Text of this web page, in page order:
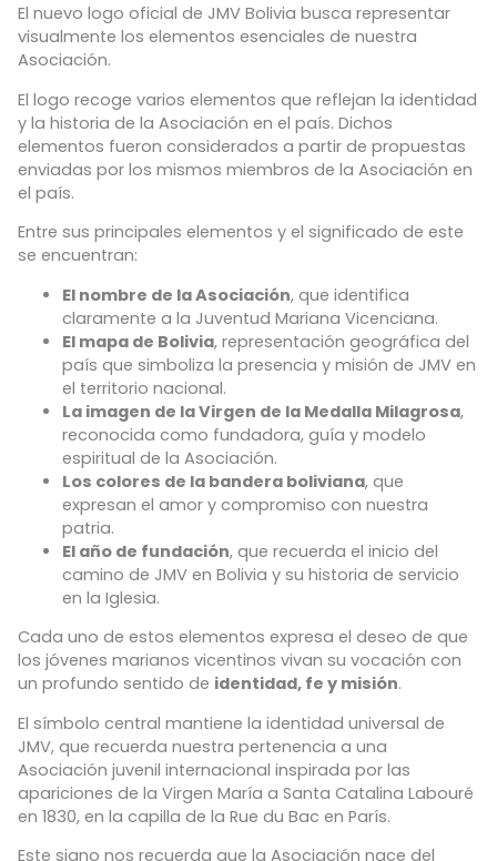
El nuevo logo oficial de JMV Bolivia busca representar
visualmente los elementos esenciales de nuestra
Asociación.
El logo recoge varios elementos que reflejan la identidad
y la historia de la Asociación en el país. Dichos
elementos fueron considerados a partir de propuestas
enviadas por los mismos miembros de la Asociación en
el país.
Entre sus principales elementos y el significado de este
se encuentran:
El nombre de la Asociación, que identifica
claramente a la Juventud Mariana Vicenciana.
El mapa de Bolivia, representación geográfica del
país que simboliza la presencia y misión de JMV en
el territorio nacional.
La imagen de la Virgen de la Medalla Milagrosa,
reconocida como fundadora, guía y modelo
espiritual de la Asociación.
Los colores de la bandera boliviana, que
expresan el amor y compromiso con nuestra
patria.
El año de fundación, que recuerda el inicio del
camino de JMV en Bolivia y su historia de servicio
en la Iglesia.
Cada uno de estos elementos expresa el deseo de que
los jóvenes marianos vicentinos vivan su vocación con
un profundo sentido de identidad, fe y misión.
El símbolo central mantiene la identidad universal de
JMV, que recuerda nuestra pertenencia a una
Asociación juvenil internacional inspirada por las
apariciones de la Virgen María a Santa Catalina Labouré
en 1830, en la capilla de la Rue du Bac en París.
Este signo nos recuerda que la Asociación nace del